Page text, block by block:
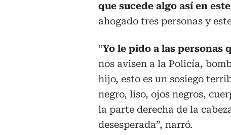
que sucede algo así en
ahogado tres personas y
“Yo le pido a las personas
nos avisen a la Policía,
hijo, esto es un sosiego
negro, liso, ojos negros,
la parte derecha de la
desesperada”, narró.